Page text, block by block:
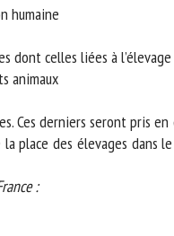
celles liées à l’élevage
derniers seront pris en
place des élevages dans
: